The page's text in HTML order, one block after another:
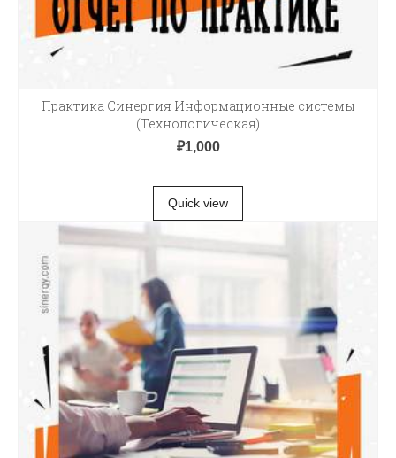
Практика Синергия Информационные системы
(Технологическая)
₽1,000
Quick view